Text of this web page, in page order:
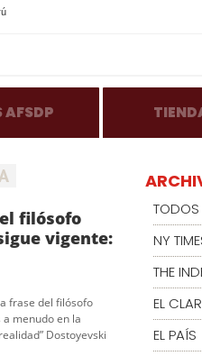
AFSDP
filósofo
vigente:
frase del filósofo
a menudo en la
Dostoyevski
TODOS
NY
THE
EL
EL PAÍS